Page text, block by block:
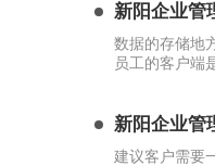
新阳企业管
数据的存储地
员工的客户端
新阳企业管
建议客户需要